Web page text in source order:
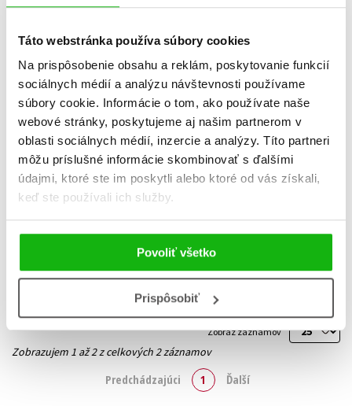
Táto webstránka používa súbory cookies
Na prispôsobenie obsahu a reklám, poskytovanie funkcií
sociálnych médií a analýzu návštevnosti používame
súbory cookie. Informácie o tom, ako používate naše
webové stránky, poskytujeme aj našim partnerom v
oblasti sociálnych médií, inzercie a analýzy. Títo partneri
môžu príslušné informácie skombinovať s ďalšími
údajmi, ktoré ste im poskytli alebo ktoré od vás získali,
keď ste používali ich služby.
Povoliť všetko
Prispôsobiť
Theatro vagamundos
Pavel Liška, Jan Révai,
Hynek Bernard
Sí, vole!
Pavel Liška, Jan Révai,
Zobraz záznamov
Zobrazujem 1 až 2 z celkových 2 záznamov
Predchádzajúci 1 Ďalší